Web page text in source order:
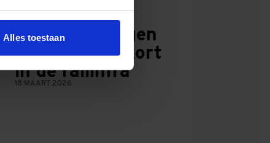
Alles toestaan
Sectorbrede
campagne tegen
personeelstekort
in de railinfra
18 MAART 2026